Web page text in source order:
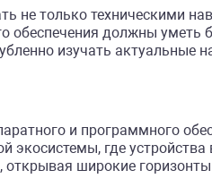
не только техническими
обеспечения должны
изучать актуальные
и программного
экосистемы, где
открывая широкие